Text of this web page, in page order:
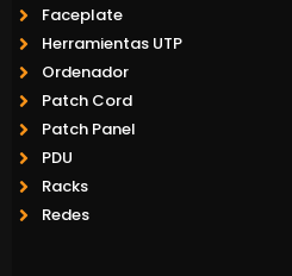
Faceplate
Herramientas UTP
Ordenador
Patch Cord
Patch Panel
PDU
Racks
Redes